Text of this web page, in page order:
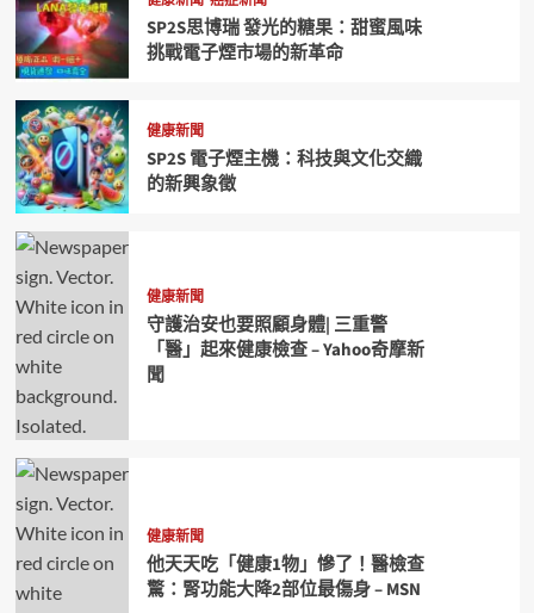
SP2S思博瑞 發光的糖果：甜蜜風味
挑戰電子煙市場的新革命
健康新聞
SP2S 電子煙主機：科技與文化交織
的新興象徵
健康新聞
守護治安也要照顧身體| 三重警
「醫」起來健康檢查 – Yahoo奇摩新
聞
健康新聞
他天天吃「健康1物」慘了！醫檢查
驚：腎功能大降2部位最傷身 – MSN